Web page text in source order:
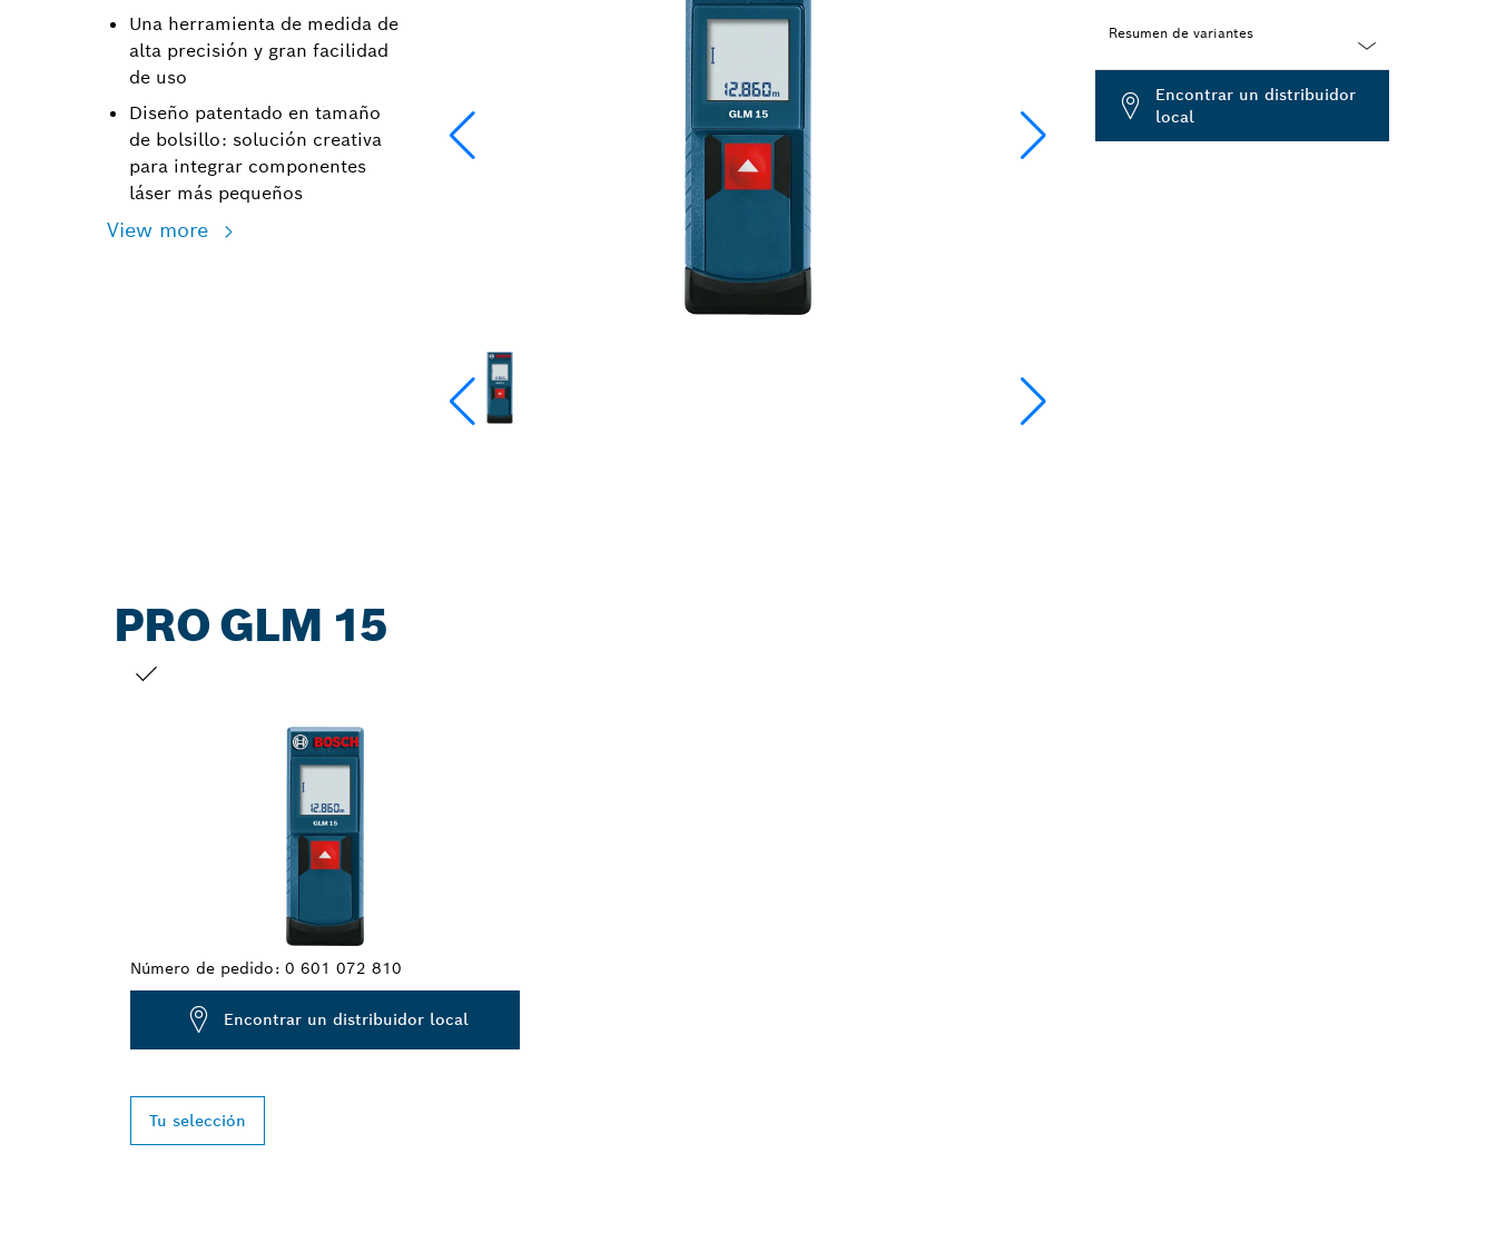
Una herramienta de medida de
alta precisión y gran facilidad
de uso
Diseño patentado en tamaño
de bolsillo: solución creativa
para integrar componentes
láser más pequeños
View more
Resumen de variantes
closed
Encontrar un distribuidor
local
PRO GLM 15
Número de pedido: 0 601 072 810
Encontrar un distribuidor local
Tu selección